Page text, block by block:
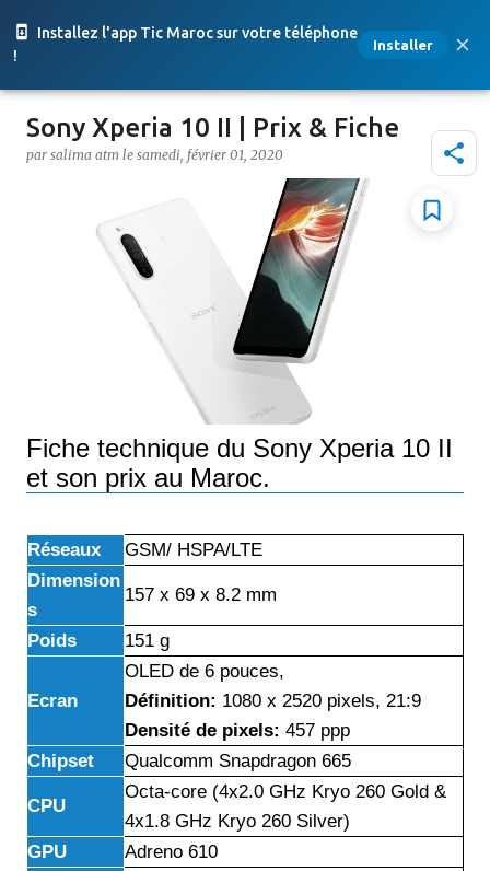
Installez l'app Tic Maroc sur votre téléphone
!
Installer
Accéder au contenu principal
Sony Xperia 10 II | Prix & Fiche
par salima atm le samedi, février 01, 2020
Fiche technique du Sony Xperia 10 II
et son prix au Maroc.
Réseaux
GSM/ HSPA/LTE
Dimension
s
157 x 69 x 8.2 mm
Poids 151 g
Ecran
OLED de 6 pouces,
Définition: 1080 x 2520 pixels, 21:9
Densité de pixels: 457 ppp
Chipset
Qualcomm Snapdragon 665
CPU
Octa-core (4x2.0 GHz Kryo 260 Gold &
4x1.8 GHz Kryo 260 Silver)
GPU
Adreno 610